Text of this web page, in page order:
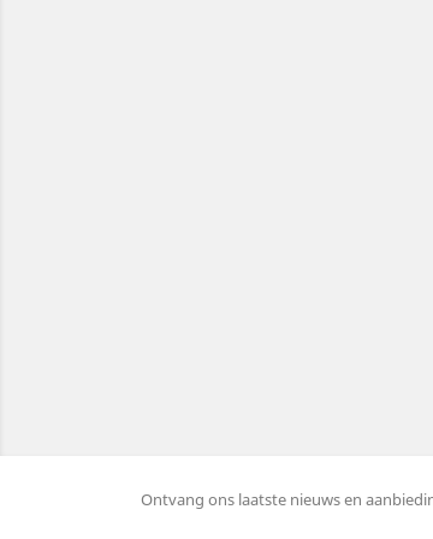
Ontvang ons laatste nieuws en